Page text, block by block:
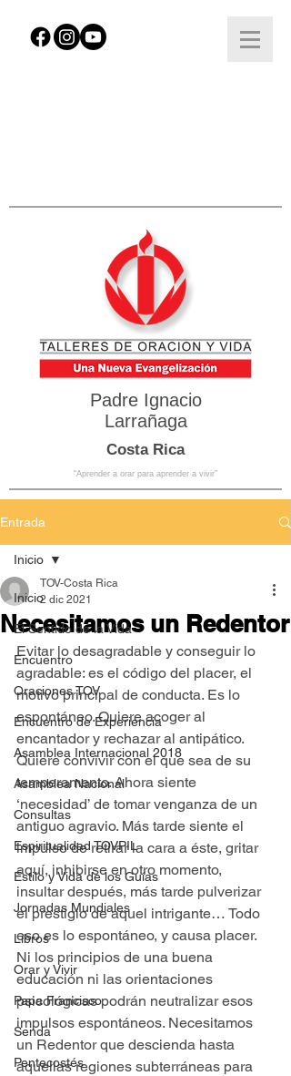
Padre Ignacio
Larrañaga
Costa Rica
“Aprender a orar para aprender a vivir”
Entrada
Inicio
El Sentido de la Vida
Encuentro
Oraciones TOV
Encuentro de Experiencia
Asamblea Internacional 2018
Asamblea Nacional
Consultas
Espiritualidad TOVPIL
Estilo y Vida de los Guías
Jornadas Mundiales
Libros
Orar y Vivir
Papa Francisco
Senda
Pentecostés
Inicio
Necesitamos un Redentor
TOV-Costa Rica
2 dic 2021
Evitar lo desagradable y conseguir lo
agradable: es el código del placer, el
motivo principal de conducta. Es lo
espontáneo. Quiere acoger al
encantador y rechazar al antipático.
Quiere convivir con el que sea de su
temperamento. Ahora siente
‘necesidad’ de tomar venganza de un
antiguo agravio. Más tarde siente el
impulso de retirar la cara a éste, gritar
aquí, inhibirse en otro momento,
insultar después, más tarde pulverizar
el prestigio de aquel intrigante… Todo
eso es lo espontáneo, y causa placer.
Ni los principios de una buena
educación ni las orientaciones
psicológicas podrán neutralizar esos
impulsos espontáneos. Necesitamos
un Redentor que descienda hasta
aquellas regiones subterráneas para